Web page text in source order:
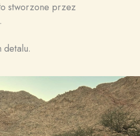
stworzone przez
detalu.